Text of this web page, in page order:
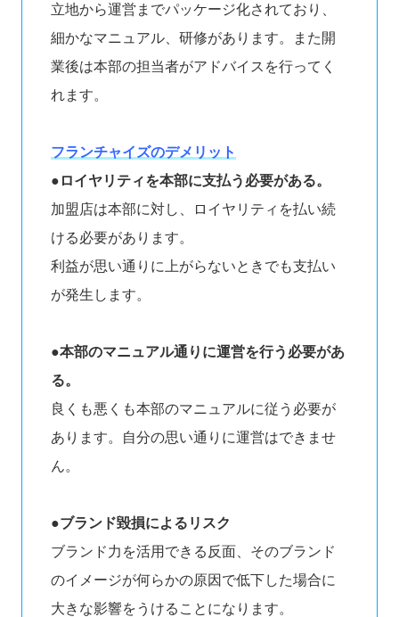
立地から運営までパッケージ化されており、
細かなマニュアル、研修があります。また開
業後は本部の担当者がアドバイスを行ってく
れます。
フランチャイズのデメリット
●ロイヤリティを本部に支払う必要がある。
加盟店は本部に対し、ロイヤリティを払い続
ける必要があります。
利益が思い通りに上がらないときでも支払い
が発生します。
●本部のマニュアル通りに運営を行う必要があ
る。
良くも悪くも本部のマニュアルに従う必要が
あります。自分の思い通りに運営はできませ
ん。
●ブランド毀損によるリスク
ブランド力を活用できる反面、そのブランド
のイメージが何らかの原因で低下した場合に
大きな影響をうけることになります。